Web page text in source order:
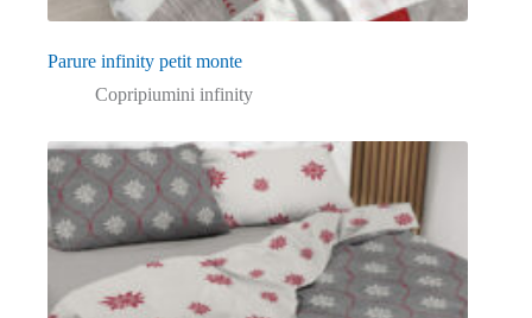
Parure infinity petit monte
Copripiumini infinity